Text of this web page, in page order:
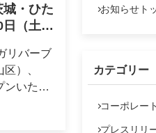
IR基礎情報
株式データ
・ひた
（土）
リバーブ
）、
ンいたし
お知らせト
カテゴリー
コーポレー
プレスリリ